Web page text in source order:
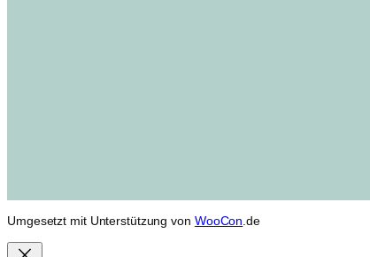
Umgesetzt mit Unterstützung von WooCon .de